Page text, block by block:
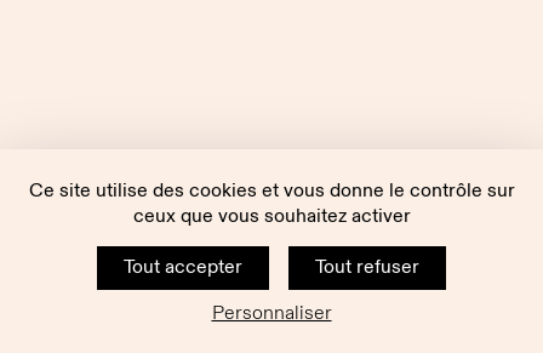
Ce site utilise des cookies et vous donne le contrôle sur
ceux que vous souhaitez activer
Tout accepter
Tout refuser
Personnaliser